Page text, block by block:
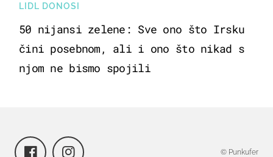
LIDL DONOSI
50 nijansi zelene: Sve ono što Irsku
čini posebnom, ali i ono što nikad s
njom ne bismo spojili
© Punkufer